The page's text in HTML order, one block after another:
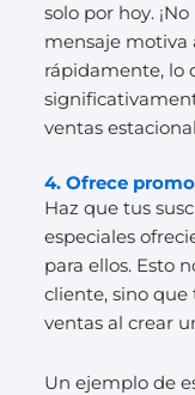
solo por hoy.
mensaje motiva
rápidamente, lo
ventas
4. Ofrece
Haz que tus
especiales
para ellos. Esto
cliente, sino
ventas al crear
Un ejemplo de